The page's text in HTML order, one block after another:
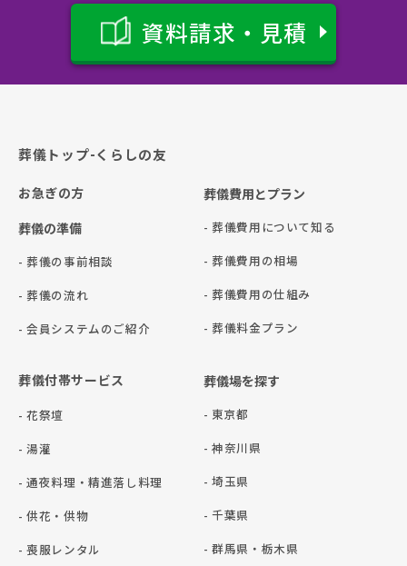
資料請求・見積
葬儀トップ-くらしの友
お急ぎの方
葬儀の準備
- 葬儀の事前相談
- 葬儀の流れ
- 会員システムのご紹介
葬儀費用とプラン
- 葬儀費用について知る
- 葬儀費用の相場
- 葬儀費用の仕組み
- 葬儀料金プラン
葬儀付帯サービス
- 花祭壇
- 湯灌
- 通夜料理・精進落し料理
- 供花・供物
- 喪服レンタル
葬儀場を探す
- 東京都
- 神奈川県
- 埼玉県
- 千葉県
- 群⾺県・栃⽊県